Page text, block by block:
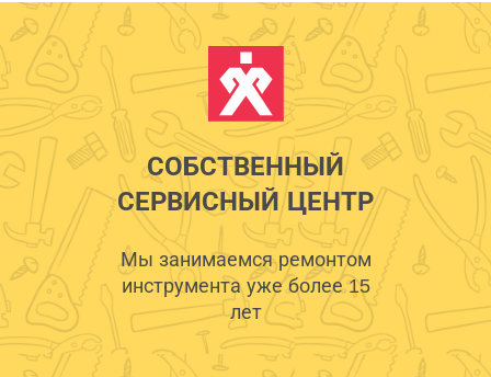
СОБСТВЕННЫЙ
СЕРВИСНЫЙ ЦЕНТР
Мы занимаемся ремонтом
инструмента уже более 15
лет